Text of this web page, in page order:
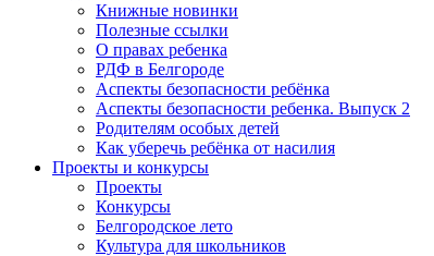
Книжные новинки
Полезные ссылки
О правах ребенка
РДФ в Белгороде
Аспекты безопасности ребёнка
Аспекты безопасности ребенка. Выпуск 2
Родителям особых детей
Как уберечь ребёнка от насилия
Проекты и конкурсы
Проекты
Конкурсы
Белгородское лето
Культура для школьников